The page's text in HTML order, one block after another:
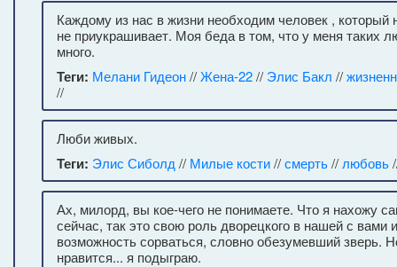
Каждому из нас в жизни необходим человек , который
не приукрашивает. Моя беда в том, что у меня таких
много.
Теги: Мелани Гидеон//Жена-22// Элис Бакл //
//
Люби живых.
Теги: Элис Сиболд // Милые кости//смерть// любовь
Ах, милорд, вы кое-чего не понимаете. Что я нахожу
сейчас, так это свою роль дворецкого в нашей с вами
возможность сорваться, словно обезумевший зверь.
нравится... я подыграю.